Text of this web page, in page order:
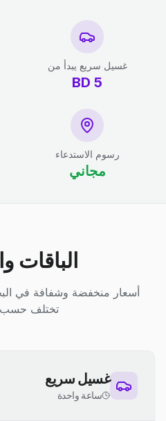
غسيل سريع يبدأ من
5
BD
رسوم الاستدعاء
مجاني
الباقات
أسعار منخفضة وشفافة في
تختلف حسب
غسيل سريع
ساعة واحدة